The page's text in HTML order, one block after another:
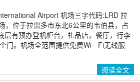
Airport 机场三字代码:LRD 拉
，位于拉雷多市东北6公里的韦伯县，占
有预办登机柜台，礼品店，餐厅，行李
门。机场全范围提供免费Wi - Fi无线服
阅读全文